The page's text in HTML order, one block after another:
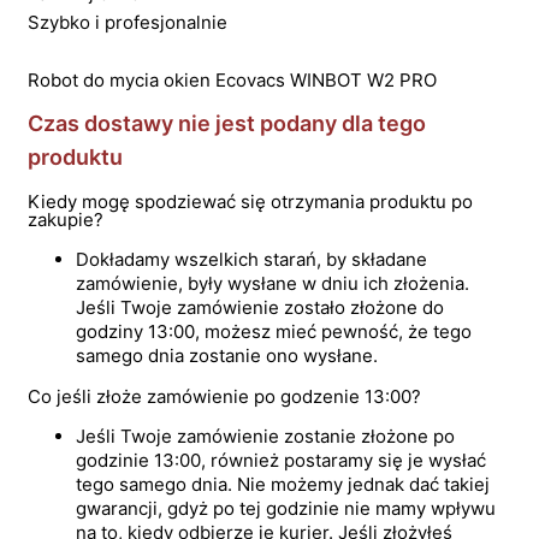
Szybko i profesjonalnie
Robot do mycia okien Ecovacs WINBOT W2 PRO
Czas dostawy nie jest podany dla tego
produktu
Kiedy mogę spodziewać się otrzymania produktu po
zakupie?
Dokładamy wszelkich starań, by składane
zamówienie, były wysłane w dniu ich złożenia.
Jeśli Twoje zamówienie zostało złożone do
godziny 13:00, możesz mieć pewność, że tego
samego dnia zostanie ono wysłane.
Co jeśli złoże zamówienie po godzenie 13:00?
Jeśli Twoje zamówienie zostanie złożone po
godzinie 13:00, również postaramy się je wysłać
tego samego dnia. Nie możemy jednak dać takiej
gwarancji, gdyż po tej godzinie nie mamy wpływu
na to, kiedy odbierze je kurier. Jeśli złożyłeś